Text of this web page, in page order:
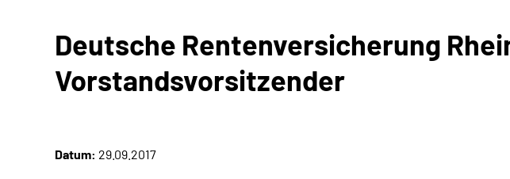
Deutsche Rentenversicherung
Vorstandsvorsitzender
Datum: 29.09.2017